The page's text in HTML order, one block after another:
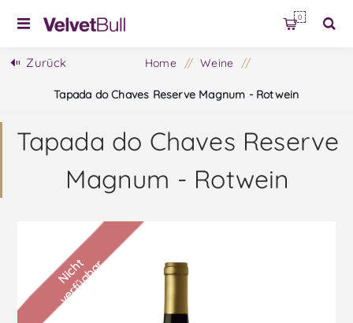
0
Zurück Home / Weine /
Tapada do Chaves Reserve Magnum - Rotwein
Tapada do Chaves Reserve
Magnum - Rotwein
N
i
c
h
t
v
e
r
f
ü
g
b
a
r